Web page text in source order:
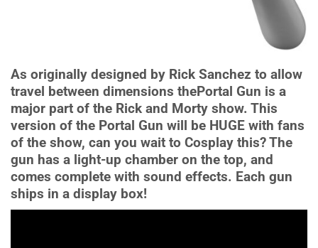
As originally designed by Rick Sanchez to allow
travel between dimensions thePortal Gun is a
major part of the Rick and Morty show. This
version of the Portal Gun will be HUGE with fans
of the show, can you wait to Cosplay this? The
gun has a light-up chamber on the top, and
comes complete with sound effects. Each gun
ships in a display box!